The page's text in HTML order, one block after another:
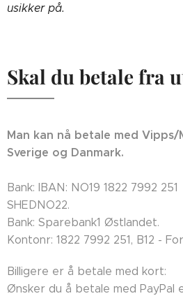
usikker på.
Skal du betale fra
Man kan nå betale med
Sverige og Danmark.
Bank: IBAN: NO19 1822 7992
SHEDNO22.
Bank: Sparebank1 Østlandet.
Kontonr: 1822 7992 251, B12 -
Billigere er å betale med kort:
Ønsker du å betale med PayPal